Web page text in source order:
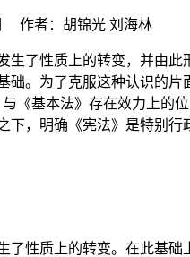
作者：胡锦光 刘海林
了性质上的转变，并由
。为了克服这种认识的
《基本法》存在效力上的
，明确《宪法》是特别
质上的转变。在此基础